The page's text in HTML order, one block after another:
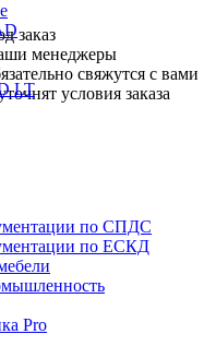
заказ
менеджеры
свяжутся с вами
условия заказа
LT
по СПДС
по ЕСКД
Pro